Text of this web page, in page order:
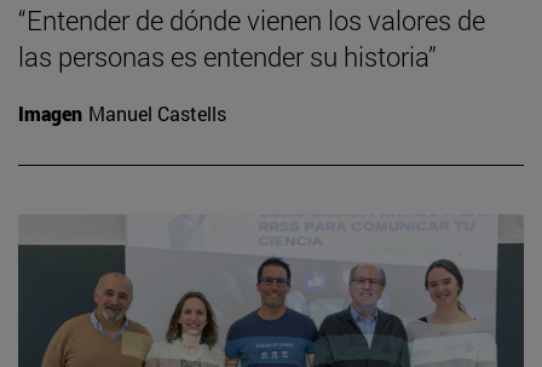
“Entender de dónde vienen los valores de
las personas es entender su historia”
Imagen Manuel Castells